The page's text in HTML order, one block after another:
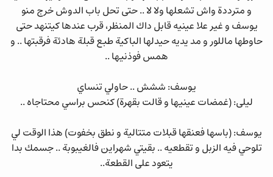
و مترددة واش تشعلها ولا لا .. حتى تحل باب الدوش خرج منو
يوسف و غير علا عينيه قابل داك المنظر، قرب عندها كيتنهد حتى
حاوطها ماللور و مد يديه حيدلها الباكية طبع قبلة هادئة فرقبتها .. و
همس فوذنيها ..
يوسف: ششش .. حاولي تنساي
ليلى: (غمضات عينيها و قالت بقهرة) كنحس براسي محتاجاه ..
يوسف: (باسها فعنقها قبلات متتالية و نطق بخفوت) هذا الوقت لي
تلوحي فيه الزبل و تقطعيه .. بقيتي شهراين فالغيبوبة .. جسمك بدا
يتعود على القطعة..